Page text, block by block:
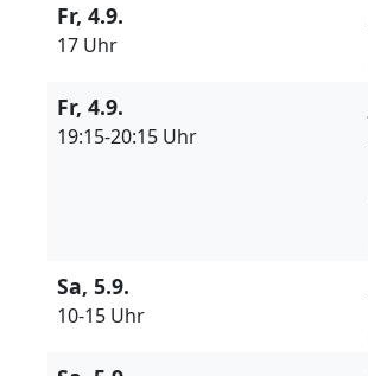
Fr, 4.9.
17 Uhr
Fr, 4.9.
19:15-20:15 Uhr
Sa, 5.9.
10-15 Uhr